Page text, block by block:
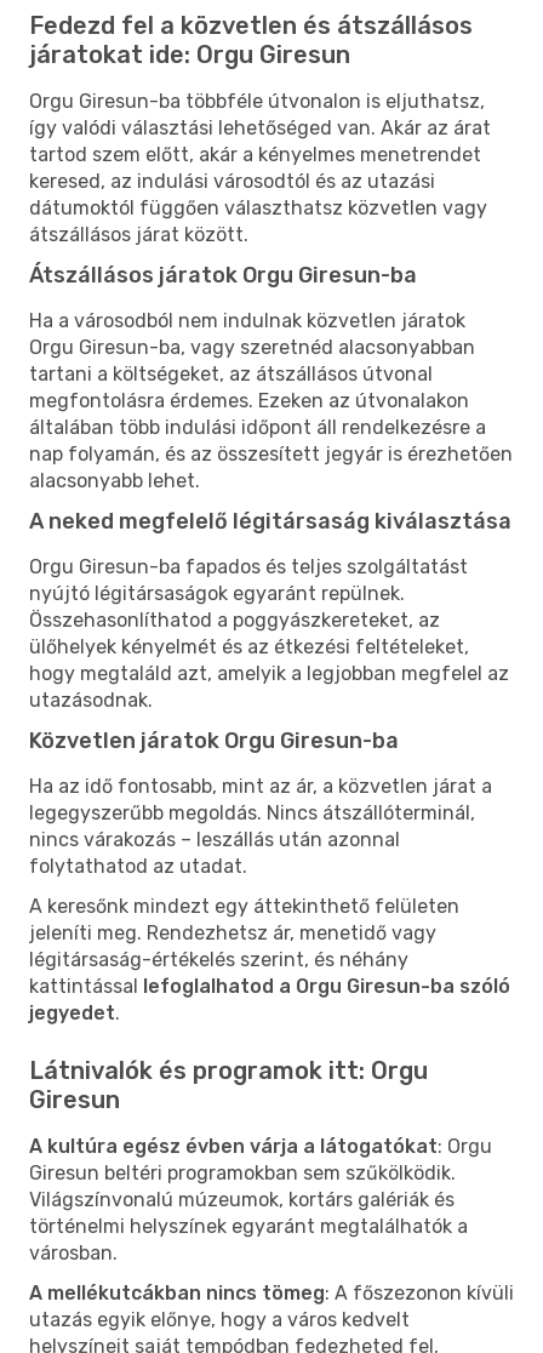
Fedezd fel a közvetlen és átszállásos
járatokat ide: Orgu Giresun
Orgu Giresun-ba többféle útvonalon is eljuthatsz,
így valódi választási lehetőséged van. Akár az árat
tartod szem előtt, akár a kényelmes menetrendet
keresed, az indulási városodtól és az utazási
dátumoktól függően választhatsz közvetlen vagy
átszállásos járat között.
Átszállásos járatok Orgu Giresun-ba
Ha a városodból nem indulnak közvetlen járatok
Orgu Giresun-ba, vagy szeretnéd alacsonyabban
tartani a költségeket, az átszállásos útvonal
megfontolásra érdemes. Ezeken az útvonalakon
általában több indulási időpont áll rendelkezésre a
nap folyamán, és az összesített jegyár is érezhetően
alacsonyabb lehet.
A neked megfelelő légitársaság kiválasztása
Orgu Giresun-ba fapados és teljes szolgáltatást
nyújtó légitársaságok egyaránt repülnek.
Összehasonlíthatod a poggyászkereteket, az
ülőhelyek kényelmét és az étkezési feltételeket,
hogy megtaláld azt, amelyik a legjobban megfelel az
utazásodnak.
Közvetlen járatok Orgu Giresun-ba
Ha az idő fontosabb, mint az ár, a közvetlen járat a
legegyszerűbb megoldás. Nincs átszállóterminál,
nincs várakozás – leszállás után azonnal
folytathatod az utadat.
A keresőnk mindezt egy áttekinthető felületen
jeleníti meg. Rendezhetsz ár, menetidő vagy
légitársaság-értékelés szerint, és néhány
kattintással lefoglalhatod a Orgu Giresun-ba szóló
jegyedet.
Látnivalók és programok itt: Orgu
Giresun
A kultúra egész évben várja a látogatókat: Orgu
Giresun beltéri programokban sem szűkölködik.
Világszínvonalú múzeumok, kortárs galériák és
történelmi helyszínek egyaránt megtalálhatók a
városban.
A mellékutcákban nincs tömeg: A főszezonon kívüli
utazás egyik előnye, hogy a város kedvelt
helyszíneit saját tempódban fedezheted fel,